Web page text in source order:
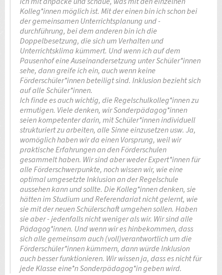
Kolleg*innen möglich ist. Mit der einen bin ich schon bei
der gemeinsamen Unterrichtsplanung und -
durchführung, bei dem anderen bin ich die
Doppelbesetzung, die sich um Verhalten und
Unterrichtsklima kümmert. Und wenn ich auf dem
Pausenhof eine Auseinandersetzung unter Schüler*innen
sehe, dann greife ich ein, auch wenn keine
Förderschüler*innen beteiligt sind. Inklusion bezieht sich
auf alle Schüler*innen.
Ich finde es auch wichtig, die Regelschulkolleg*innen zu
ermutigen. Viele denken, wir Sonderpädagog*innen
seien kompetenter darin, mit Schüler*innen individuell
strukturiert zu arbeiten, alle Sinne einzusetzen usw. Ja,
womöglich haben wir da einen Vorsprung, weil wir
praktische Erfahrungen an den Förderschulen
gesammelt haben. Wir sind aber weder Expert*innen für
alle Förderschwerpunkte, noch wissen wir, wie eine
optimal umgesetzte Inklusion an der Regelschule
aussehen kann und sollte. Die Kolleg*innen denken, sie
hätten im Studium und Referendariat nicht gelernt, wie
sie mit der neuen Schülerschaft umgehen sollen. Haben
sie aber - jedenfalls nicht weniger als wir. Wir sind alle
Pädagog*innen. Und wenn wir es hinbekommen, dass
sich alle gemeinsam auch (voll)verantwortlich um die
Förderschüler*innen kümmern, dann würde Inklusion
auch besser funktionieren. Wir wissen ja, dass es nicht für
jede Klasse eine*n Sonderpädagog*in geben wird.